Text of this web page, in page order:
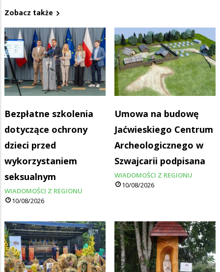
Zobacz także
Bezpłatne szkolenia
dotyczące ochrony
dzieci przed
wykorzystaniem
seksualnym
WIADOMOŚCI Z REGIONU
10/08/2026
Umowa na budowę
Jaćwieskiego Centrum
Archeologicznego w
Szwajcarii podpisana
WIADOMOŚCI Z REGIONU
10/08/2026